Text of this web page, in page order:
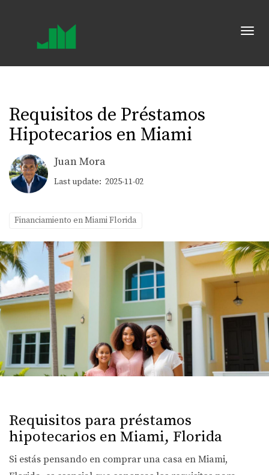
Requisitos de Préstamos
Hipotecarios en Miami
Juan Mora
Last update: 2025-11-02
Financiamiento en Miami Florida
Requisitos para préstamos
hipotecarios en Miami, Florida
Si estás pensando en comprar una casa en Miami,